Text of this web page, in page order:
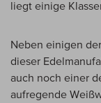
liegt einige
Neben einigen
dieser
auch noch einer
aufregende